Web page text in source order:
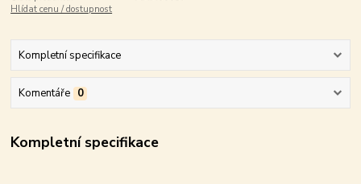
Hlídat cenu / dostupnost
Kompletní specifikace
Komentáře 0
Kompletní specifikace